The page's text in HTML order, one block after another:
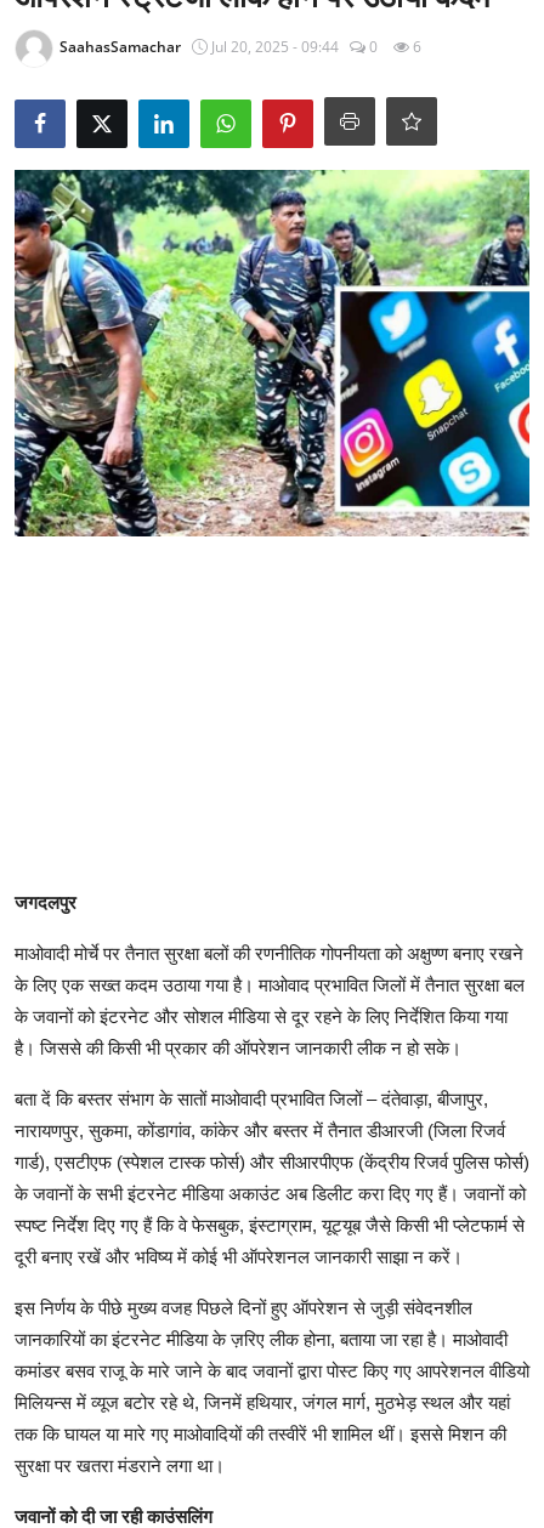
Epaper
धर्म
लाइफस्टाइल
टेक
SaahasSamachar Jul 20, 2025 - 09:44 0 6
जगदलपुर
माओवादी मोर्चे पर तैनात सुरक्षा बलों की रणनीतिक गोपनीयता को अक्षुण्ण बनाए रखने
के लिए एक सख्त कदम उठाया गया है। माओवाद प्रभावित जिलों में तैनात सुरक्षा बल
के जवानों को इंटरनेट और सोशल मीडिया से दूर रहने के लिए निर्देशित किया गया
है। जिससे की किसी भी प्रकार की ऑपरेशन जानकारी लीक न हो सके।
बता दें कि बस्तर संभाग के सातों माओवादी प्रभावित जिलों – दंतेवाड़ा, बीजापुर,
नारायणपुर, सुकमा, कोंडागांव, कांकेर और बस्तर में तैनात डीआरजी (जिला रिजर्व
गार्ड), एसटीएफ (स्पेशल टास्क फोर्स) और सीआरपीएफ (केंद्रीय रिजर्व पुलिस फोर्स)
के जवानों के सभी इंटरनेट मीडिया अकाउंट अब डिलीट करा दिए गए हैं। जवानों को
स्पष्ट निर्देश दिए गए हैं कि वे फेसबुक, इंस्टाग्राम, यूट्यूब जैसे किसी भी प्लेटफार्म से
दूरी बनाए रखें और भविष्य में कोई भी ऑपरेशनल जानकारी साझा न करें।
इस निर्णय के पीछे मुख्य वजह पिछले दिनों हुए ऑपरेशन से जुड़ी संवेदनशील
जानकारियों का इंटरनेट मीडिया के ज़रिए लीक होना, बताया जा रहा है। माओवादी
कमांडर बसव राजू के मारे जाने के बाद जवानों द्वारा पोस्ट किए गए आपरेशनल वीडियो
मिलियन्स में व्यूज बटोर रहे थे, जिनमें हथियार, जंगल मार्ग, मुठभेड़ स्थल और यहां
तक कि घायल या मारे गए माओवादियों की तस्वीरें भी शामिल थीं। इससे मिशन की
सुरक्षा पर खतरा मंडराने लगा था।
जवानों को दी जा रही काउंसलिंग